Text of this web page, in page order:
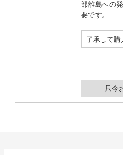
部離島への
要です。
只今